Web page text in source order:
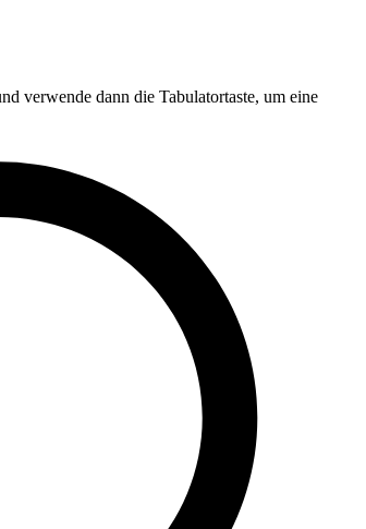
verwende dann die Tabulatortaste, um eine